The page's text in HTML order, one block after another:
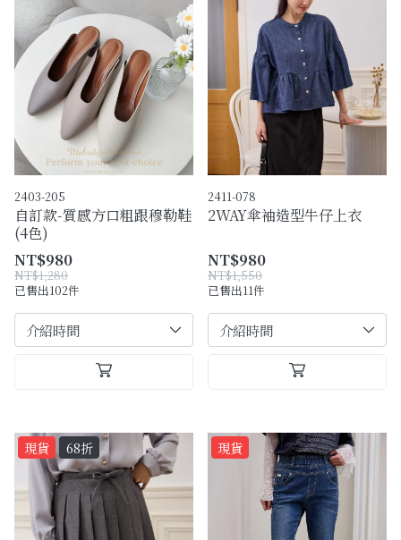
關於我們
購物須知
Facebook粉絲專頁
Facebook社團
Instagram
2403-205
自訂款-質感方口粗跟穆勒鞋
(4色)
NT$980
NT$1,280
已售出102件
2411-078
2WAY傘袖造型牛仔上衣
NT$980
NT$1,550
已售出11件
現貨 68折 現貨